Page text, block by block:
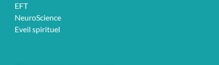
EFT
NeuroScience
Eveil spirituel